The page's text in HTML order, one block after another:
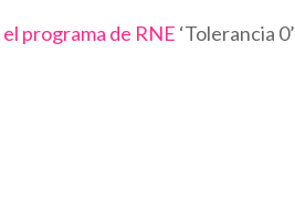
el programa de RNE ‘Tolerancia